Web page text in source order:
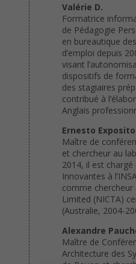
Valérie D.
Formatrice
de Pédagogie
en bureautique
d’emploi depuis
visant
dispositifs de
des stagiaires
contribué à
Anglais
Ernesto Exposito
Maître de
et chercheur au
2014, il est
Innovantes à
comme chercheur
Limited (NICTA)
(Australie, 2004-
Alexandre
Maître de
Architecture des